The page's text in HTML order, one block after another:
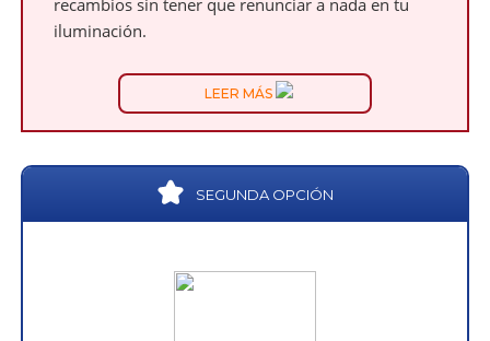
recambios sin tener que renunciar a nada en tu
iluminación.
LEER MÁS
SEGUNDA OPCIÓN